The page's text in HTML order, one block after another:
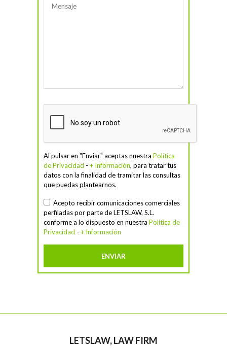
Al pulsar en "Enviar" aceptas nuestra Política
de Privacidad - + Información, para tratar tus
datos con la finalidad de tramitar las consultas
que puedas plantearnos.
Acepto recibir comunicaciones comerciales
perfiladas por parte de LETSLAW, S.L.
conforme a lo dispuesto en nuestra Política de
Privacidad - + Información
LETSLAW, LAW FIRM